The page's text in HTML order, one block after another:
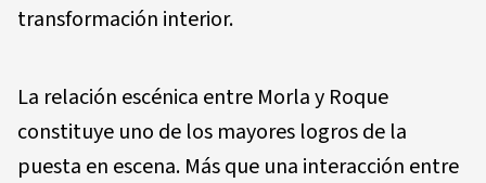
transformación interior.
La relación escénica entre Morla y Roque
constituye uno de los mayores logros de la
puesta en escena. Más que una interacción entre